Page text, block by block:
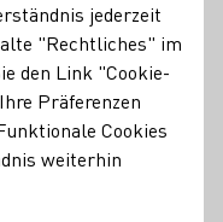
Weinhoheiten führte
Weinarchitektur. Die
und geprägt
Qualität,
jederzeit
"Rechtliches" im
den Link "Cookie-
Präferenzen
Cookies
weiterhin